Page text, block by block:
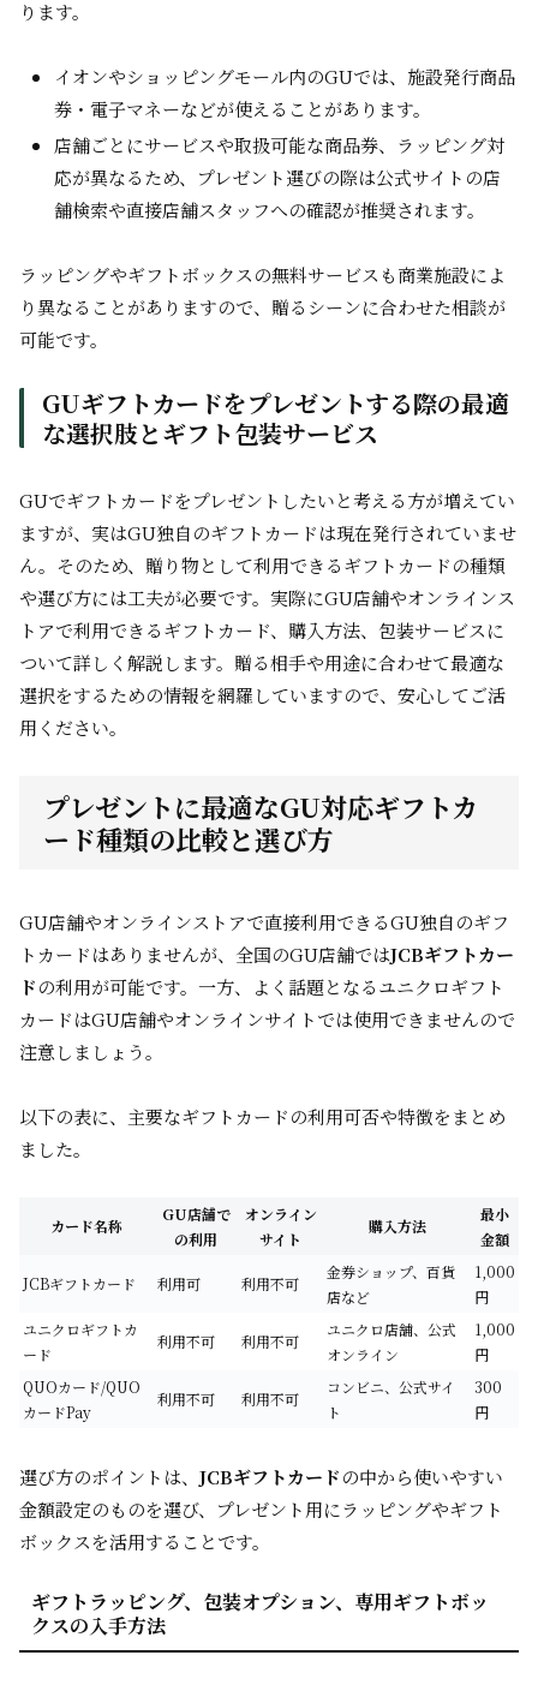
ります。
イオンやショッピングモール内のGUでは、施設発行商品
券・電子マネーなどが使えることがあります。
店舗ごとにサービスや取扱可能な商品券、ラッピング対
応が異なるため、プレゼント選びの際は公式サイトの店
舗検索や直接店舗スタッフへの確認が推奨されます。
ラッピングやギフトボックスの無料サービスも商業施設によ
り異なることがありますので、贈るシーンに合わせた相談が
可能です。
GUギフトカードをプレゼントする際の最適
な選択肢とギフト包装サービス
GUでギフトカードをプレゼントしたいと考える方が増えてい
ますが、実はGU独自のギフトカードは現在発行されていませ
ん。そのため、贈り物として利用できるギフトカードの種類
や選び方には工夫が必要です。実際にGU店舗やオンラインス
トアで利用できるギフトカード、購入方法、包装サービスに
ついて詳しく解説します。贈る相手や用途に合わせて最適な
選択をするための情報を網羅していますので、安心してご活
用ください。
プレゼントに最適なGU対応ギフトカ
ード種類の比較と選び方
GU店舗やオンラインストアで直接利用できるGU独自のギフ
トカードはありませんが、全国のGU店舗ではJCBギフトカー
ドの利用が可能です。一方、よく話題となるユニクロギフト
カードはGU店舗やオンラインサイトでは使用できませんので
注意しましょう。
以下の表に、主要なギフトカードの利用可否や特徴をまとめ
ました。
カード名称
GU店舗で
の利用
オンライン
サイト
購入方法
最小
金額
JCBギフトカード 利用可 利用不可
金券ショップ、百貨
店など
1,000
円
ユニクロギフトカ
ード
利用不可 利用不可
ユニクロ店舗、公式
オンライン
1,000
円
QUOカード/QUO
カードPay
利用不可 利用不可
コンビニ、公式サイ
ト
300
円
選び方のポイントは、 JCBギフトカードの中から使いやすい
金額設定のものを選び、プレゼント用にラッピングやギフト
ボックスを活用することです。
ギフトラッピング、包装オプション、専用ギフトボッ
クスの入手方法